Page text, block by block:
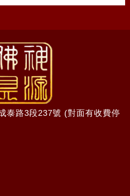
泰路3段237號 (對面有收費停